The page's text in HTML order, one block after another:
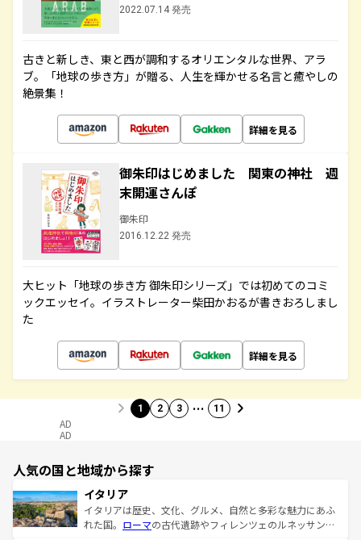
2022.07.14 発売
古きと新しき、東と西が調和するオリエンタルな世界、アラ
ブ。「地球の歩き方」が贈る、人生を輝かせる名言と癒やしの
絶景集！
詳細を見る
御朱印はじめました 関東の神社 週
末開運さんぽ
御朱印
2016.12.22 発売
大ヒット「地球の歩き方 御朱印シリーズ」では初めてのコミ
ックエッセイ。イラストレーター柴田かおるが書きおろしまし
た
詳細を見る
1 2 3 … 11
AD
AD
人気の国と地域から探す
イタリア
イタリアは歴史、文化、グルメ、自然と多彩な魅力にあふ
れた国。 ローマの古代遺跡やフィレンツェのルネッサンス